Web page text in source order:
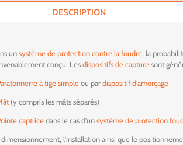
DESCRIPTION
unsystème de protection contre la foudre, la
conçu. Lesdispositifs de capturesont
à tige simple ou pardispositif d'amorçage
(y compris les mâts séparés)
captrice dans le cas d'unsystème de protection
dimensionnement, l'installation ainsi que le